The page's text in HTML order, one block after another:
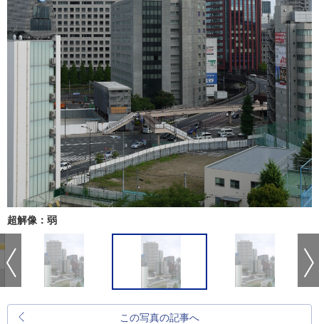
超解像：弱
この写真の記事へ